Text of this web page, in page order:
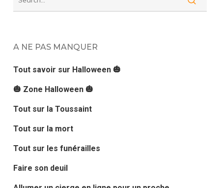
A NE PAS MANQUER
Tout savoir sur Halloween 🎃
🎃 Zone Halloween 🎃
Tout sur la Toussaint
Tout sur la mort
Tout sur les funérailles
Faire son deuil